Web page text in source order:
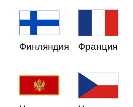
Финляндия Франция